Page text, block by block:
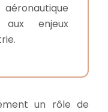
enjeux
un rôle de